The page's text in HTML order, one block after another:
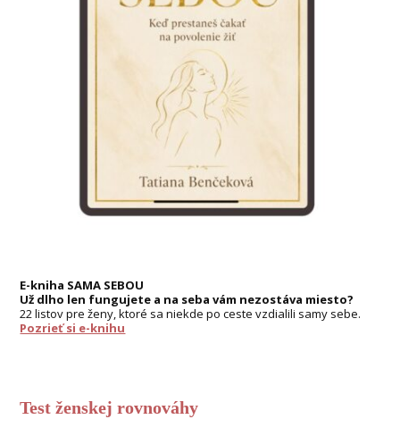
E-kniha SAMA SEBOU
Už dlho len fungujete a na seba vám nezostáva miesto?
22 listov pre ženy, ktoré sa niekde po ceste vzdialili samy sebe.
Pozrieť si e-knihu
Test ženskej rovnováhy